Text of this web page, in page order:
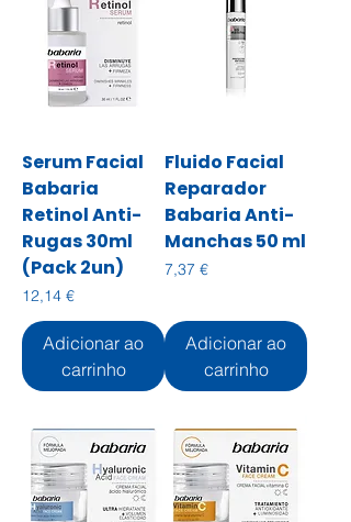
Serum Facial
Babaria
Retinol Anti-
Rugas 30ml
(Pack 2un)
Preço
12,14 €
Adicionar ao
carrinho
Fluido Facial
Reparador
Babaria Anti-
Manchas 50 ml
Preço
7,37 €
Adicionar ao
carrinho